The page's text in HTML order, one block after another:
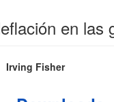
en las
Contenido
principal
Irving Fisher